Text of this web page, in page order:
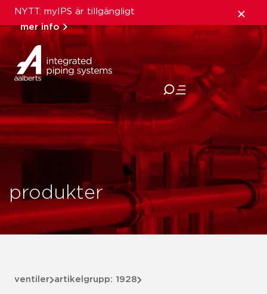
NYTT: myIPS är tillgängligt
mer info
stäng
produkter
ventiler artikelgrupp: 1928